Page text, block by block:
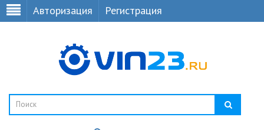
Авторизация Регистрация